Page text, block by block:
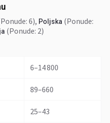
6), Poljska (Ponude:
(Ponude: 2)
6–14 800
89–660
25–43